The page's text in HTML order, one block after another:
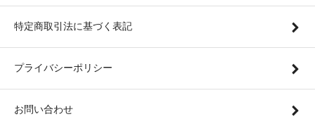
特定商取引法に基づく表記
プライバシーポリシー
お問い合わせ